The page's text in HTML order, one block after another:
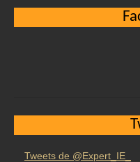
Tweets de @Expert_IE_